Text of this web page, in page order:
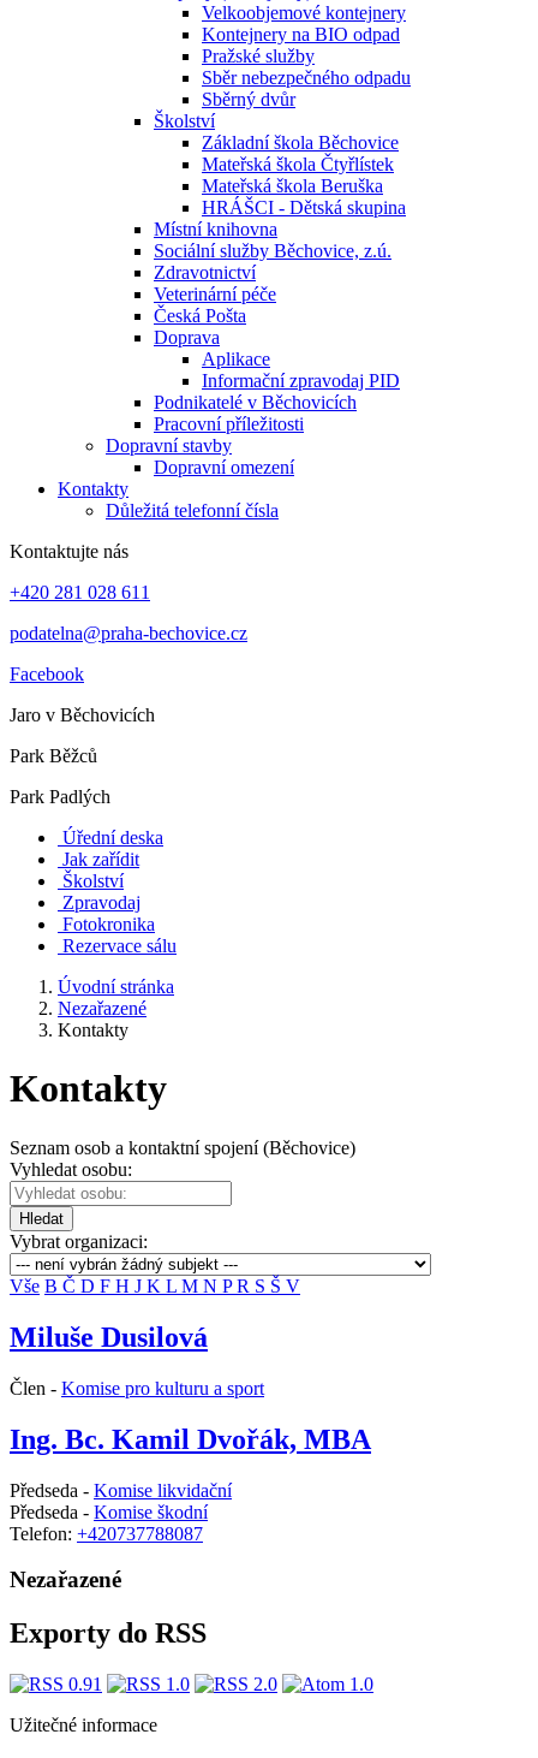
Velkoobjemové kontejnery
Kontejnery na BIO odpad
Pražské služby
Sběr nebezpečného odpadu
Sběrný dvůr
Školství
Základní škola Běchovice
Mateřská škola Čtyřlístek
Mateřská škola Beruška
HRÁŠCI - Dětská skupina
Místní knihovna
Sociální služby Běchovice, z.ú.
Zdravotnictví
Veterinární péče
Česká Pošta
Doprava
Aplikace
Informační zpravodaj PID
Podnikatelé v Běchovicích
Pracovní příležitosti
Dopravní stavby
Dopravní omezení
Kontakty
Důležitá telefonní čísla
Kontaktujte nás
+420 281 028 611
podatelna@praha-bechovice.cz
Facebook
Jaro v Běchovicích
Park Běžců
Park Padlých
Úřední deska
Jak zařídit
Školství
Zpravodaj
Fotokronika
Rezervace sálu
Úvodní stránka
Nezařazené
Kontakty
Kontakty
Seznam osob a kontaktní spojení (Běchovice)
Vyhledat osobu:
Hledat
Vybrat organizaci:
Vše B Č D F H J K L M N PR S Š V
Miluše Dusilová
Člen - Komise pro kulturu a sport
Ing. Bc. Kamil Dvořák, MBA
Předseda - Komise likvidační
Předseda - Komise škodní
Telefon: +420737788087
Nezařazené
Exporty do RSS
Užitečné informace